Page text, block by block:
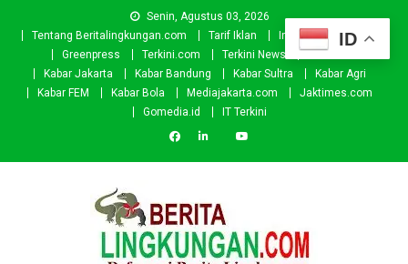
Senin, Agustus 03, 2026
Tentang Beritalingkungan.com
Tarif Iklan Investor
Donasi
Greenpress
Terkini.com Terkini News
Kabar.id
Kabar Jakarta
Kabar Bandung Kabar Sultra
Kabar Agri
Kabar FEM
Kabar Bola Mediajakarta.com
Jaktimes.com
Gomedia.id
IT Terkini
ID